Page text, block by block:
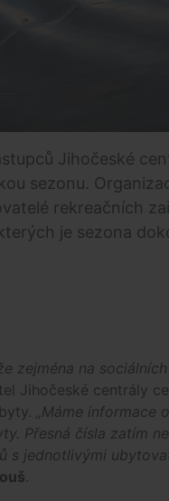
Jihočeské
sezonu.
rekreačních
je sezona
zejména na
Jihočeské centrály
„Máme informace
Přesná čísla zatím
s jednotlivými
.